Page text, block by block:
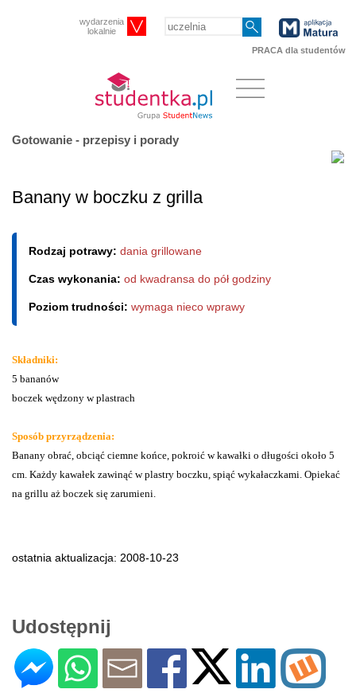
wydarzenia
lokalnie
PRACA dla studentów
Gotowanie - przepisy i porady
Banany w boczku z grilla
Rodzaj potrawy: dania grillowane
Czas wykonania: od kwadransa do pół godziny
Poziom trudności: wymaga nieco wprawy
Składniki:
5 bananów
boczek wędzony w plastrach
Sposób przyrządzenia:
Banany obrać, obciąć ciemne końce, pokroić w kawałki o długości około 5
cm. Każdy kawałek zawinąć w plastry boczku, spiąć wykałaczkami. Opiekać
na grillu aż boczek się zarumieni.
ostatnia aktualizacja: 2008-10-23
Udostępnij